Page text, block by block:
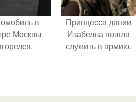
в
Москвы
Принцесса дании
Изабелла пошла
служить в армию.